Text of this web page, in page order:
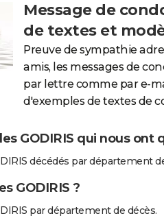
Message de
de textes et
Preuve de sympathie
amis, les messages de
par lettre comme par e-
d'exemples de textes de
GODIRIS qui nous ont
décédés par département
GODIRIS ?
par département de décès.